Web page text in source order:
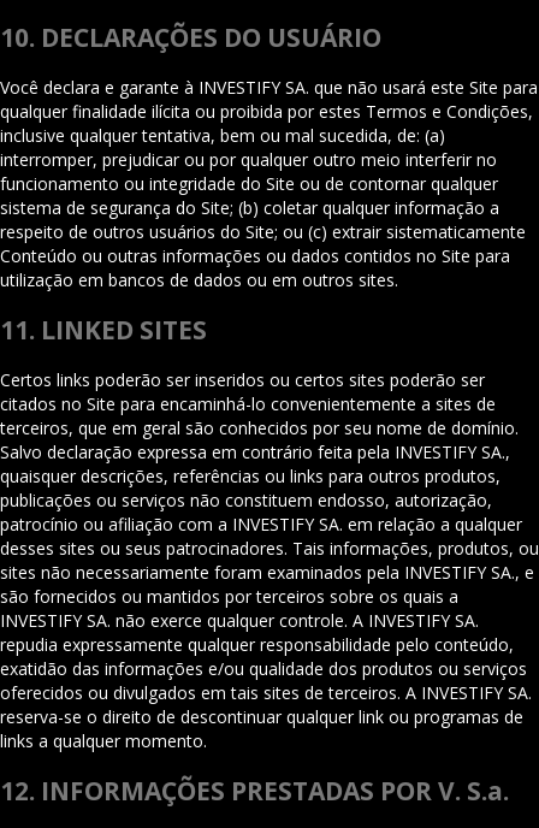
10. DECLARAÇÕES DO USUÁRIO
Você declara e garante à INVESTIFY SA. que não usará este Site para
qualquer finalidade ilícita ou proibida por estes Termos e Condições,
inclusive qualquer tentativa, bem ou mal sucedida, de: (a)
interromper, prejudicar ou por qualquer outro meio interferir no
funcionamento ou integridade do Site ou de contornar qualquer
sistema de segurança do Site; (b) coletar qualquer informação a
respeito de outros usuários do Site; ou (c) extrair sistematicamente
Conteúdo ou outras informações ou dados contidos no Site para
utilização em bancos de dados ou em outros sites.
11. LINKED SITES
Certos links poderão ser inseridos ou certos sites poderão ser
citados no Site para encaminhá-lo convenientemente a sites de
terceiros, que em geral são conhecidos por seu nome de domínio.
Salvo declaração expressa em contrário feita pela INVESTIFY SA.,
quaisquer descrições, referências ou links para outros produtos,
publicações ou serviços não constituem endosso, autorização,
patrocínio ou afiliação com a INVESTIFY SA. em relação a qualquer
desses sites ou seus patrocinadores. Tais informações, produtos, ou
sites não necessariamente foram examinados pela INVESTIFY SA., e
são fornecidos ou mantidos por terceiros sobre os quais a
INVESTIFY SA. não exerce qualquer controle. A INVESTIFY SA.
repudia expressamente qualquer responsabilidade pelo conteúdo,
exatidão das informações e/ou qualidade dos produtos ou serviços
oferecidos ou divulgados em tais sites de terceiros. A INVESTIFY SA.
reserva-se o direito de descontinuar qualquer link ou programas de
links a qualquer momento.
12. INFORMAÇÕES PRESTADAS POR V. S.a.